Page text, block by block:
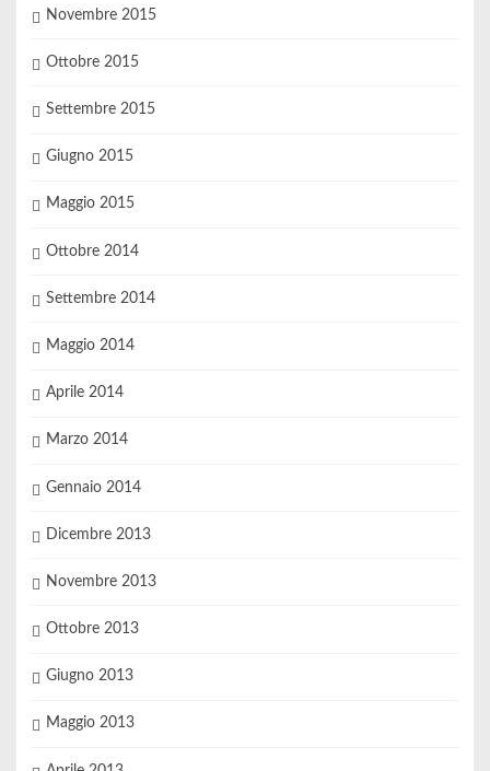
Novembre 2015
Ottobre 2015
Settembre 2015
Giugno 2015
Maggio 2015
Ottobre 2014
Settembre 2014
Maggio 2014
Aprile 2014
Marzo 2014
Gennaio 2014
Dicembre 2013
Novembre 2013
Ottobre 2013
Giugno 2013
Maggio 2013